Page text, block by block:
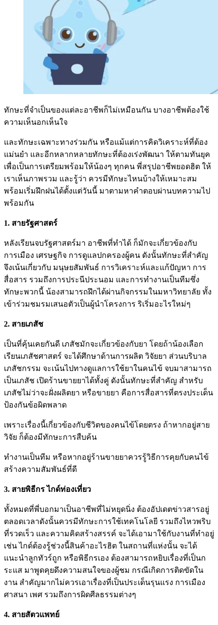
ทักษะที่จำเป็นของแต่ละอาชีพก็ไม่เหมือนกัน บางอาชีพต้องใช้
ความเห็นอกเห็นใจ
และทักษะเฉพาะทางร่วมกัน หรือแม้แต่การคิดวิเคราะห์ที่ต้อง
แม่นยำ และอีกหลากหลายทักษะที่ต้องเร่งพัฒนา ให้ตามทันยุค
เพื่อเป็นการเตรียมพร้อมให้น้องๆ ทุกคน พี่สรุปอาชีพยอดฮิต ให้
เราเห็นภาพรวม และรู้ว่า ควรมีทักษะไหนบ้างให้เหมาะสม
พร้อมเริ่มฝึกฝนได้ตั้งแต่วันนี้ มาตามหาคำตอบผ่านบทความไป
พร้อมกัน
1. สายรัฐศาสตร์
หลังเรียนจบรัฐศาสตร์มา อาชีพที่ทำได้ ก็มักจะเกี่ยวข้องกับ
การเมือง เศรษฐกิจ การดูแลปกครองผู้คน ดังนั้นทักษะที่สำคัญ
จึงเน้นเกี่ยวกับ มนุษยสัมพันธ์ การวิเคราะห์และแก้ปัญหา การ
สื่อสาร รวมถึงการประนีประนอม และการทำงานเป็นทีมซึ่ง
ทักษะพวกนี้ น้องสามารถฝึกได้ผ่านกิจกรรมในมหาวิทยาลัย ทั้ง
เข้าร่วมชมรมเสนอตัวเป็นผู้นำโครงการ ริเริ่มอะไรใหม่ๆ
2. สายเภสัช
เป็นที่คุ้นเคยกันดี เภสัชมักจะเกี่ยวข้องกับยา โดยถ้าน้องเลือก
เรียนเภสัชศาสตร์ จะได้ศึกษาด้านการผลิต วิจัยยา ส่วนบริบาล
เภสัชกรรม จะเน้นไปทางดูแลการใช้ยาในคนไข้ จบมาสามารถ
เป็นเภสัช เปิดร้านขายยาได้ทั้งคู่ ดังนั้นทักษะที่สำคัญ สำหรับ
เภสัชไม่ว่าจะฝั่งผลิตยา หรือขายยา คือการสื่อสารที่ตรงประเด็น
ป้องกันข้อผิดพลาด
เพราะเรื่องนี้เกี่ยวข้องกับชีวิตของคนไข้โดยตรง ถ้าหากอยู่สาย
วิจัย ก็ต้องมีทักษะการสืบค้น
ทำงานเป็นทีม หรือหากอยู่ร้านขายยาควรรู้วิธีการคุยกับคนไข้
สร้างความสัมพันธ์ที่ดี
3. สายพิธีกร ไกด์ท่องเที่ยว
ทั้งหมดที่พี่บอกมาเป็นอาชีพที่ไม่หยุดนิ่ง ต้องอัปเดตข่าวสารอยู่
ตลอดเวลาดังนั้นควรมีทักษะการใช้เทคโนโลยี รวมถึงไหวพริบ
ที่รวดเร็ว และความคิดสร้างสรรค์ จะได้เอามาใช้กับงานที่ทำอยู่
เช่น ไกด์ต้องรู้ช่วงนี้สินค้าอะไรฮิต ในสถานที่แห่งนั้น จะได้
แนะนำลูกทัวร์ถูก หรือพิธีกรเอง ต้องสามารถหยิบเรื่องที่เป็นก
ระแส มาพูดคุยดึงความสนใจของผู้ชม กรณีเกิดการติดขัดใน
งาน สำคัญมากไม่ควรเอาเรื่องที่เป็นประเด็นรุนแรง การเมือง
ศาสนา เพศ รวมถึงการผิดศีลธรรมต่างๆ
4. สายสัตวแพทย์